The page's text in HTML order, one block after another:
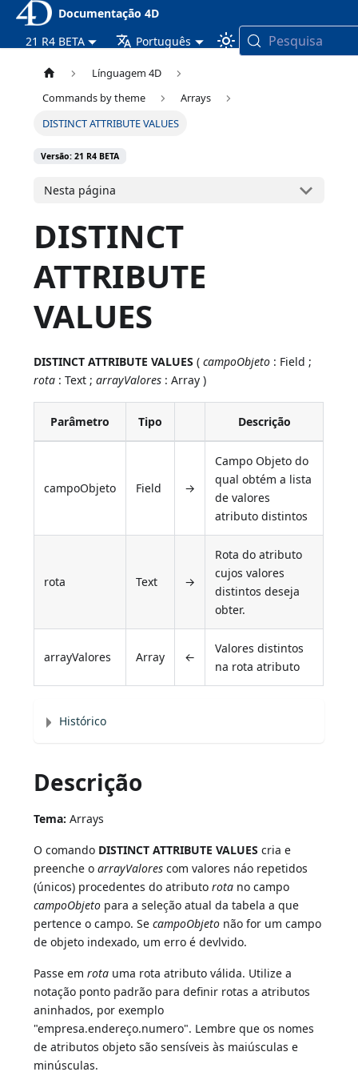
Documentação 4D
21 R4 BETA
Português Pesquisa
Línguagem 4D
Commands by theme
Arrays
DISTINCT ATTRIBUTE VALUES
Versão: 21 R4 BETA
Nesta página
DISTINCT
ATTRIBUTE
VALUES
DISTINCT ATTRIBUTE VALUES (campoObjeto : Field ;
rota : Text ;arrayValores : Array )
Parâmetro Tipo Descrição
campoObjeto Field →
Campo Objeto do
qual obtém a lista
de valores
atributo distintos
rota Text →
Rota do atributo
cujos valores
distintos deseja
obter.
arrayValores Array ←
Valores distintos
na rota atributo
Histórico
Descrição
Tema: Arrays
O comando DISTINCT ATTRIBUTE VALUES cria e
preenche oarrayValores com valores náo repetidos
(únicos) procedentes do atributorota no campo
campoObjeto para a seleção atual da tabela a que
pertence o campo. SecampoObjeto não for um campo
de objeto indexado, um erro é devlvido.
Passe emrota uma rota atributo válida. Utilize a
notação ponto padrão para definir rotas a atributos
aninhados, por exemplo
"empresa.endereço.numero". Lembre que os nomes
de atributos objeto são sensíveis às maiúsculas e
minúsculas.